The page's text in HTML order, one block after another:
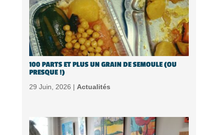
100 PARTS ET PLUS UN GRAIN DE SEMOULE (OU
PRESQUE !)
29 Juin, 2026 | Actualités